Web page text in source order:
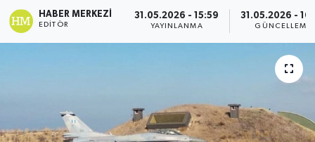
HABER MERKEZI
EDITÖR
31.05.2026 - 15:59
YAYINLANMA
31.05.2026 -
GÜNCELLEME
ENGLISH
ESENTEPE
GİRNE